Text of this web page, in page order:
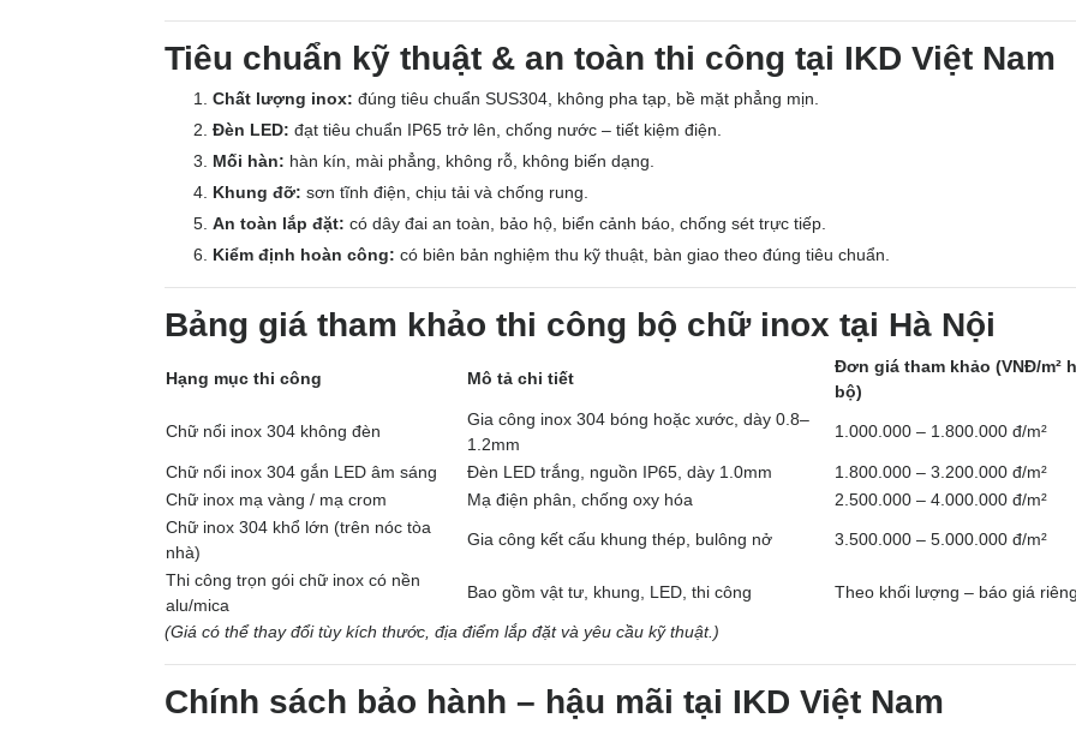
Tiêu chuẩn kỹ thuật & an toàn thi công tại IKD Việt Nam
Chất lượng inox: đúng tiêu chuẩn SUS304, không pha tạp, bề mặt phẳng mịn.
Đèn LED: đạt tiêu chuẩn IP65 trở lên, chống nước – tiết kiệm điện.
Mối hàn: hàn kín, mài phẳng, không rỗ, không biến dạng.
Khung đỡ: sơn tĩnh điện, chịu tải và chống rung.
An toàn lắp đặt: có dây đai an toàn, bảo hộ, biển cảnh báo, chống sét trực tiếp.
Kiểm định hoàn công: có biên bản nghiệm thu kỹ thuật, bàn giao theo đúng tiêu chuẩn.
Bảng giá tham khảo thi công bộ chữ inox tại Hà Nội
Hạng mục thi công Mô tả chi tiết
Đơn giá tham khảo (VNĐ/m²
bộ)
Chữ nổi inox 304 không đèn
Gia công inox 304 bóng hoặc xước, dày 0.8–
1.2mm
1.000.000 – 1.800.000 đ/m²
Chữ nổi inox 304 gắn LED âm sáng Đèn LED trắng, nguồn IP65, dày 1.0mm
1.800.000 – 3.200.000 đ/m²
Chữ inox mạ vàng / mạ crom
Mạ điện phân, chống oxy hóa
2.500.000 – 4.000.000 đ/m²
Chữ inox 304 khổ lớn (trên nóc tòa
nhà)
Gia công kết cấu khung thép, bulông nở 3.500.000 – 5.000.000 đ/m²
Thi công trọn gói chữ inox có nền
alu/mica
Bao gồm vật tư, khung, LED, thi công Theo khối lượng – báo giá
(Giá có thể thay đổi tùy kích thước, địa điểm lắp đặt và yêu cầu kỹ thuật.)
Chính sách bảo hành – hậu mãi tại IKD Việt Nam